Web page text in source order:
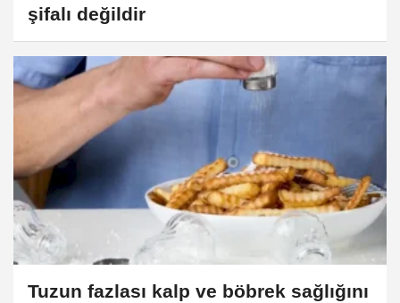
şifalı değildir
Tuzun fazlası kalp ve böbrek sağlığını